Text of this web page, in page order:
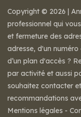
Copyright © 2026 |
professionnel qui
et fermeture des
adresse, d'un numéro
d’un plan d'accès ?
par activité et aussi
souhaitez contacter
recommandations
Mentions légales -